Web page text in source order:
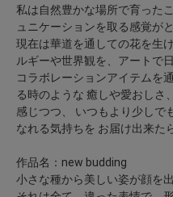
私は自然豊かな場所で育った
ュニケーションを取る感覚が
現在は華道を通しての花を生
ルギーや世界観を、アートで
コラボレーションアイテムを
る時のような 癒しや愛おしさ
感じつつ、 いつもより少しで
なれる気持ちを お届け出来た
作品名：new budding
小さな種から美しい姿が顔を出